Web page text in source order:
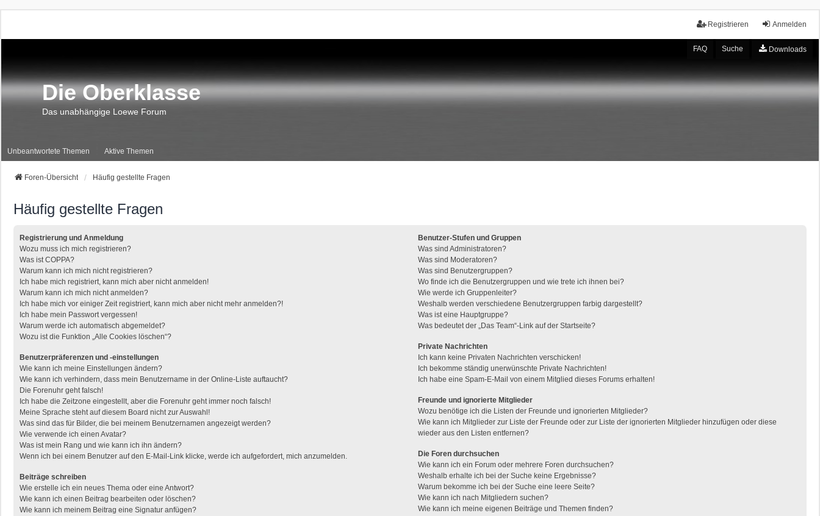
Anmelden
Registrieren
FAQ Suche Downloads
Die Oberklasse
Das unabhängige Loewe Forum
Unbeantwortete Themen Aktive Themen
Foren-Übersicht Häufig gestellte Fragen
Häufig gestellte Fragen
Registrierung und Anmeldung
Wozu muss ich mich registrieren?
Was ist COPPA?
Warum kann ich mich nicht registrieren?
Ich habe mich registriert, kann mich aber nicht anmelden!
Warum kann ich mich nicht anmelden?
Ich habe mich vor einiger Zeit registriert, kann mich aber nicht mehr anmelden?!
Ich habe mein Passwort vergessen!
Warum werde ich automatisch abgemeldet?
Wozu ist die Funktion „Alle Cookies löschen“?
Benutzerpräferenzen und -einstellungen
Wie kann ich meine Einstellungen ändern?
Wie kann ich verhindern, dass mein Benutzername in der Online-Liste auftaucht?
Die Forenuhr geht falsch!
Ich habe die Zeitzone eingestellt, aber die Forenuhr geht immer noch falsch!
Meine Sprache steht auf diesem Board nicht zur Auswahl!
Was sind das für Bilder, die bei meinem Benutzernamen angezeigt werden?
Wie verwende ich einen Avatar?
Was ist mein Rang und wie kann ich ihn ändern?
Wenn ich bei einem Benutzer auf den E-Mail-Link klicke, werde ich aufgefordert, mich anzumelden.
Beiträge schreiben
Wie erstelle ich ein neues Thema oder eine Antwort?
Wie kann ich einen Beitrag bearbeiten oder löschen?
Wie kann ich meinem Beitrag eine Signatur anfügen?
Benutzer-Stufen und Gruppen
Was sind Administratoren?
Was sind Moderatoren?
Was sind Benutzergruppen?
Wo finde ich die Benutzergruppen und wie trete ich ihnen bei?
Wie werde ich Gruppenleiter?
Weshalb werden verschiedene Benutzergruppen farbig dargestellt?
Was ist eine Hauptgruppe?
Was bedeutet der „Das Team“-Link auf der Startseite?
Private Nachrichten
Ich kann keine Privaten Nachrichten verschicken!
Ich bekomme ständig unerwünschte Private Nachrichten!
Ich habe eine Spam-E-Mail von einem Mitglied dieses Forums erhalten!
Freunde und ignorierte Mitglieder
Wozu benötige ich die Listen der Freunde und ignorierten Mitglieder?
Wie kann ich Mitglieder zur Liste der Freunde oder zur Liste der ignorierten Mitglieder hinzufügen oder diese
wieder aus den Listen entfernen?
Die Foren durchsuchen
Wie kann ich ein Forum oder mehrere Foren durchsuchen?
Weshalb erhalte ich bei der Suche keine Ergebnisse?
Warum bekomme ich bei der Suche eine leere Seite?
Wie kann ich nach Mitgliedern suchen?
Wie kann ich meine eigenen Beiträge und Themen finden?